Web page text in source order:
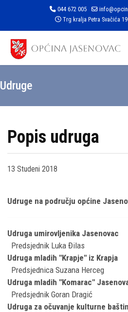
044 672 005
Trg kralja Petra Svačića
Udruge
Popis udruga
13 Studeni 2018
Udruge na području općine
Udruga umirovljenika Jasenovac
Predsjednik Luka Đilas
Udruga mladih "Krapje" iz Krapja
Predsjednica Suzana Herceg
Udruga mladih "Komarac"
Predsjednik Goran Dragić
Udruga za očuvanje kulturne